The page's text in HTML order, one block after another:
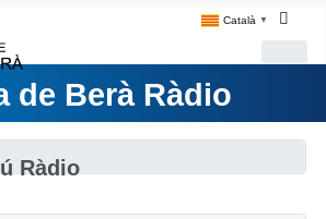
Català ▼
de Berà Ràdio
Ràdio